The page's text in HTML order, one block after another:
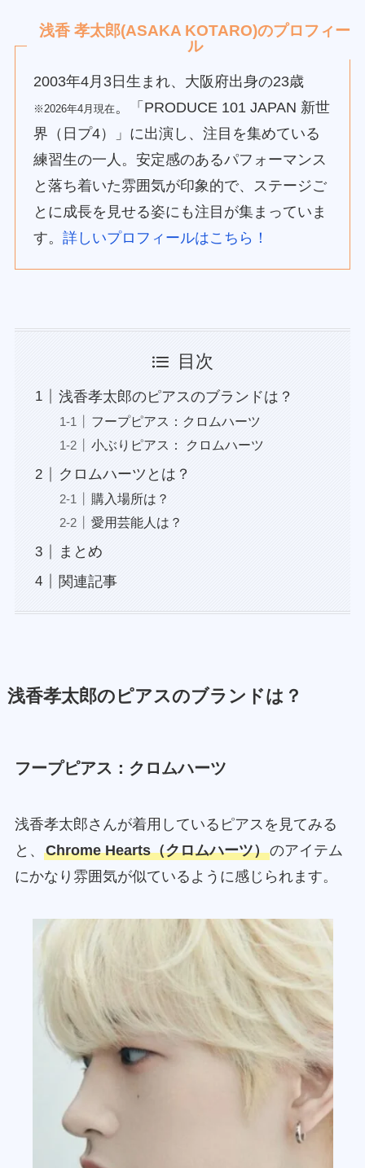
浅香 孝太郎(ASAKA KOTARO)のプロフィー
ル
2003年4月3日生まれ、大阪府出身の23歳
※2026年4月現在。「PRODUCE 101 JAPAN 新世
界（日プ4）」に出演し、注目を集めている
練習生の一人。安定感のあるパフォーマンス
と落ち着いた雰囲気が印象的で、ステージご
とに成長を見せる姿にも注目が集まっていま
す。詳しいプロフィールはこちら！
目次
浅香孝太郎のピアスのブランドは？
フープピアス：クロムハーツ
小ぶりピアス： クロムハーツ
クロムハーツとは？
購入場所は？
愛用芸能人は？
まとめ
関連記事
浅香孝太郎のピアスのブランドは？
フープピアス：クロムハーツ
浅香孝太郎さんが着用しているピアスを見てみる
と、 Chrome Hearts（クロムハーツ）のアイテム
にかなり雰囲気が似ているように感じられます。